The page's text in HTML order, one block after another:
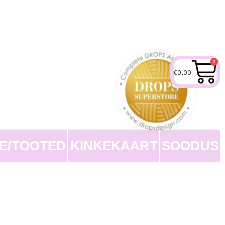
€0,00
0
TOOTED KINKEKAART SOODUS